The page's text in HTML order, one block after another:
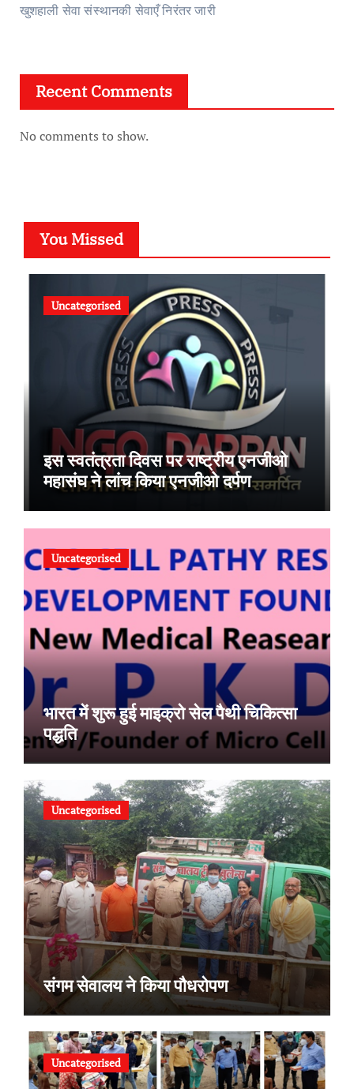
खुशहाली सेवा संस्थानकी सेवाएँ निरंतर जारी
Recent Comments
No comments to show.
You Missed
Uncategorised
इस स्वतंत्रता दिवस पर राष्ट्रीय एनजीओ
महासंघ ने लांच किया एनजीओ दर्पण
Uncategorised
भारत में शुरू हुई माइक्रो सेल पैथी चिकित्सा
पद्धति
Uncategorised
संगम सेवालय ने किया पौधरोपण
Uncategorised